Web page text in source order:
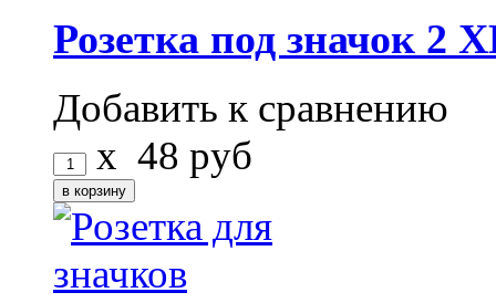
Розетка под значок
Добавить к сравнению
x 48 руб